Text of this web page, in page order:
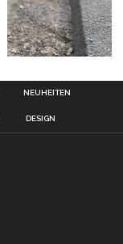
NEUHEITEN
DESIGN